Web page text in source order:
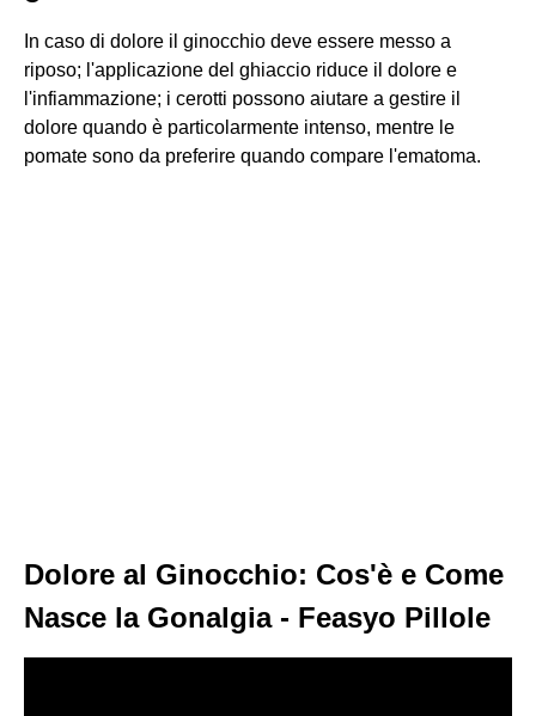
In caso di dolore il ginocchio deve essere messo a
riposo; l'applicazione del ghiaccio riduce il dolore e
l'infiammazione; i cerotti possono aiutare a gestire il
dolore quando è particolarmente intenso, mentre le
pomate sono da preferire quando compare l'ematoma.
Dolore al Ginocchio: Cos'è e Come
Nasce la Gonalgia - Feasyo Pillole